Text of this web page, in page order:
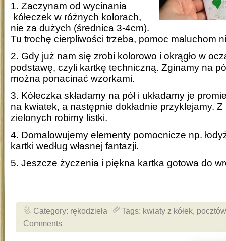
1. Zaczynam od wycinania
kółeczek w różnych kolorach,
nie za dużych (średnica 3-4cm).
Tu trochę cierpliwości trzeba, pomoc maluchom
2. Gdy już nam się zrobi kolorowo i okrągło w
podstawę, czyli kartkę techniczną. Zginamy na
można ponacinać wzorkami.
3. Kółeczka składamy na pół i układamy je
na kwiatek, a następnie dokładnie przyklejamy.
zielonych robimy listki.
4. Domalowujemy elementy pomocnicze np.
kartki według własnej fantazji.
5. Jeszcze życzenia i piękna kartka gotowa do
Category: rękodzieła Tags: kwiaty z kółek,
Comments